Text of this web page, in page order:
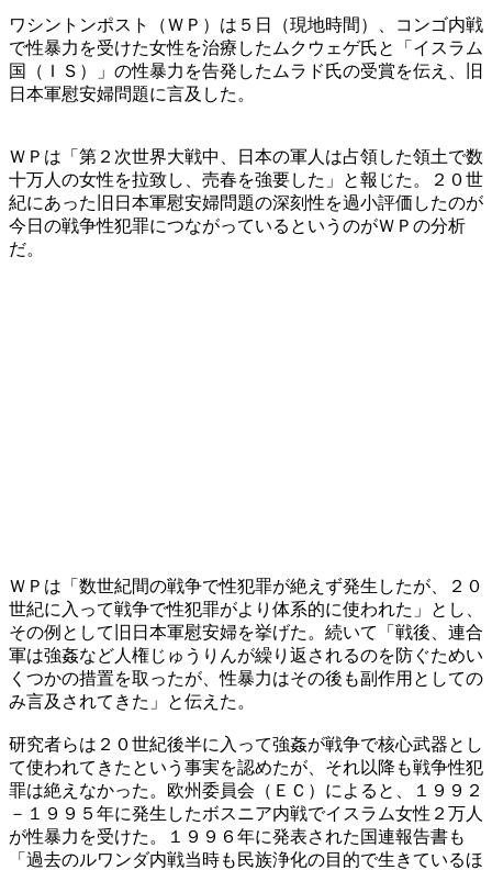
ワシントンポスト（ＷＰ）は５日（現地時間）、コンゴ内戦
で性暴力を受けた女性を治療したムクウェゲ氏と「イスラム
国（ＩＳ）」の性暴力を告発したムラド氏の受賞を伝え、旧
日本軍慰安婦問題に言及した。
ＷＰは「第２次世界大戦中、日本の軍人は占領した領土で数
十万人の女性を拉致し、売春を強要した」と報じた。２０世
紀にあった旧日本軍慰安婦問題の深刻性を過小評価したのが
今日の戦争性犯罪につながっているというのがＷＰの分析
だ。
ＷＰは「数世紀間の戦争で性犯罪が絶えず発生したが、２０
世紀に入って戦争で性犯罪がより体系的に使われた」とし、
その例として旧日本軍慰安婦を挙げた。続いて「戦後、連合
軍は強姦など人権じゅうりんが繰り返されるのを防ぐためい
くつかの措置を取ったが、性暴力はその後も副作用としての
み言及されてきた」と伝えた。
研究者らは２０世紀後半に入って強姦が戦争で核心武器とし
て使われてきたという事実を認めたが、それ以降も戦争性犯
罪は絶えなかった。欧州委員会（ＥＣ）によると、１９９２
－１９９５年に発生したボスニア内戦でイスラム女性２万人
が性暴力を受けた。１９９６年に発表された国連報告書も
「過去のルワンダ内戦当時も民族浄化の目的で生きているほ